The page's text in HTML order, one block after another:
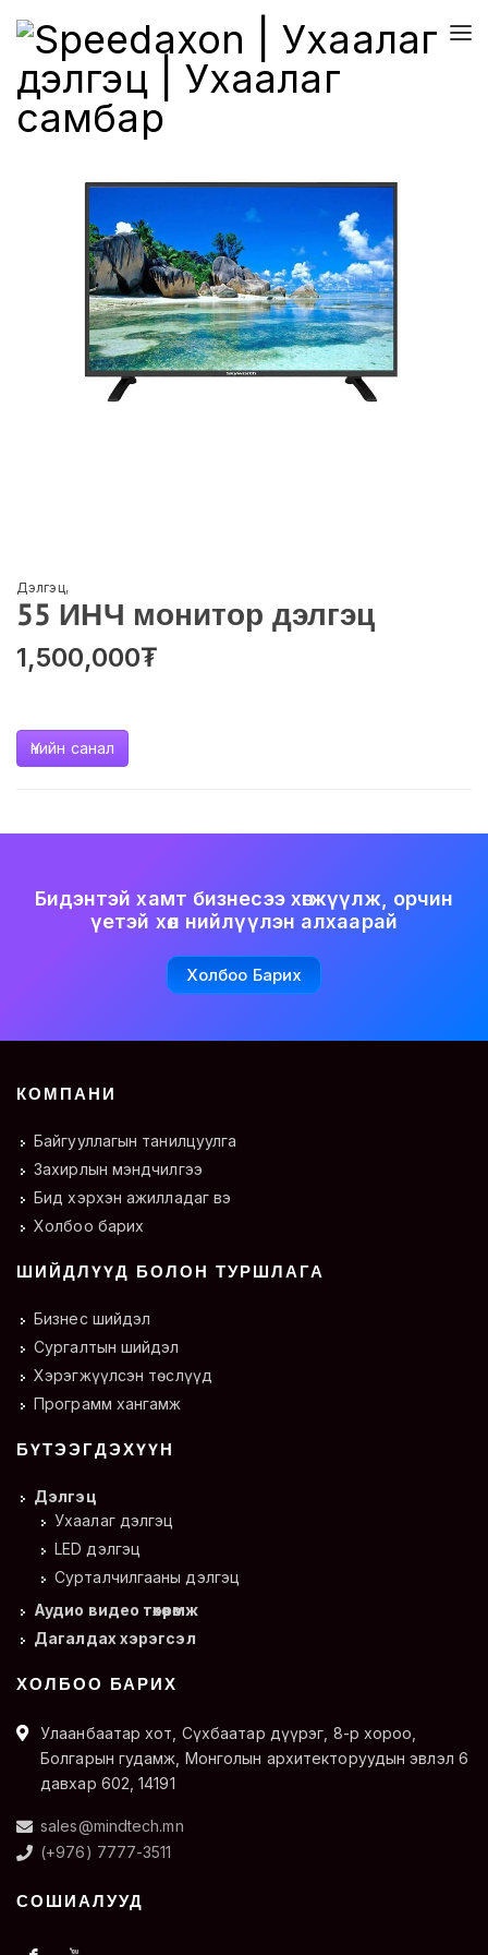
Дэлгэц,
55 ИНЧ монитор дэлгэц
1,500,000₮
Үнийн санал
Бидэнтэй хамт бизнесээ хөгжүүлж, орчин
үетэй хөл нийлүүлэн алхаарай
Холбоо Барих
КОМПАНИ
Байгууллагын танилцуулга
Захирлын мэндчилгээ
Бид хэрхэн ажилладаг вэ
Холбоо барих
ШИЙДЛҮҮД БОЛОН ТУРШЛАГА
Бизнес шийдэл
Сургалтын шийдэл
Хэрэгжүүлсэн төслүүд
Программ хангамж
БҮТЭЭГДЭХҮҮН
Дэлгэц
Ухаалаг дэлгэц
LED дэлгэц
Сурталчилгааны дэлгэц
Аудио видео төхөөрөмж
Дагалдах хэрэгсэл
ХОЛБОО БАРИХ
Улаанбаатар хот, Сүхбаатар дүүрэг, 8-р хороо,
Болгарын гудамж, Монголын архитекторуудын эвлэл 6
давхар 602, 14191
sales@mindtech.mn
(+976) 7777-3511
СОШИАЛУУД